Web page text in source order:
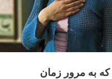
که به مرور زمان